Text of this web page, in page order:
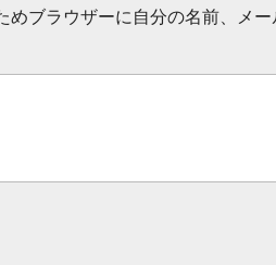
めブラウザーに自分の名前、メー